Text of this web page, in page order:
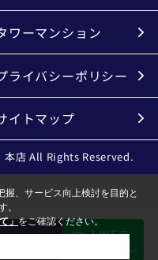
ワーマンション
ライバシーポリシー
イトマップ
店 All Rights Reserved.
メール
LINEで
物件探し
、サービス向上検討を目的と
。
」をご確認ください。